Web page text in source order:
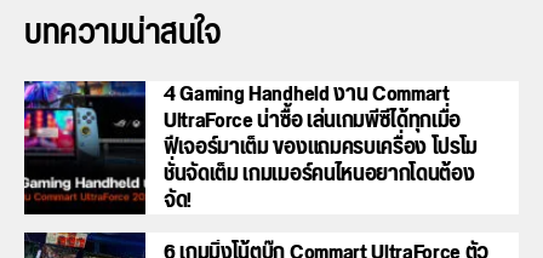
บทความน่าสนใจ
4 Gaming Handheld งาน Commart
UltraForce น่าซื้อ เล่นเกมพีซีได้ทุกเมื่อ
ฟีเจอร์มาเต็ม ของแถมครบเครื่อง โปรโม
ชั่นจัดเต็ม เกมเมอร์คนไหนอยากโดนต้อง
จัด!